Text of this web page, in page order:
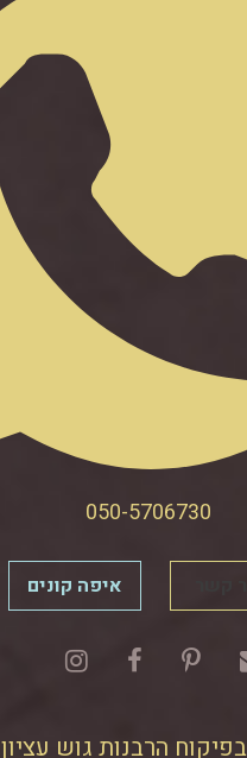
050-5706730
איפה קונים
הרבנות גוש עציון